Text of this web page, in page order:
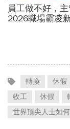
員工做不好，
2026職場霸凌
轉換 休假
收工
休假
世界頂尖人士如